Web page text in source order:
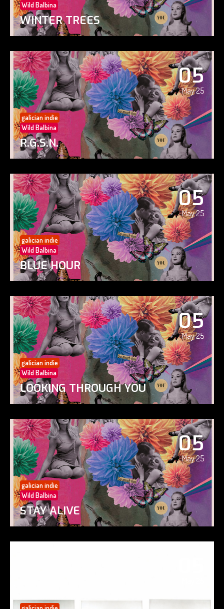
Wild Balbina
WINTER TREES
05
May 25
galician indie
Wild Balbina
R.G.S.N.
05
May 25
galician indie
Wild Balbina
BLUE HOUR
05
May 25
galician indie
Wild Balbina
LOOKING THROUGH YOU
05
May 25
galician indie
Wild Balbina
STAY ALIVE